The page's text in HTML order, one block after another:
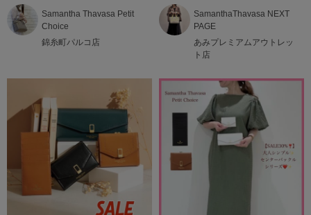
Samantha Thavasa Petit
Choice
錦糸町パルコ店
SamanthaThavasa NEXT
PAGE
あみプレミアムアウトレッ
ト店